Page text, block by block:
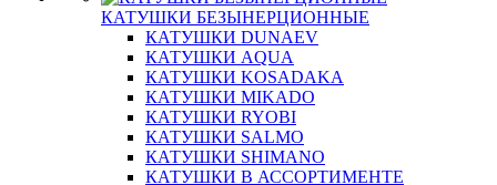
КАТУШКИ БЕЗЫНЕРЦИОННЫЕ
КАТУШКИ DUNAEV
КАТУШКИ AQUA
КАТУШКИ KOSADAKA
КАТУШКИ MIKADO
КАТУШКИ RYOBI
КАТУШКИ SALMO
КАТУШКИ SHIMANO
КАТУШКИ В АССОРТИМЕНТЕ